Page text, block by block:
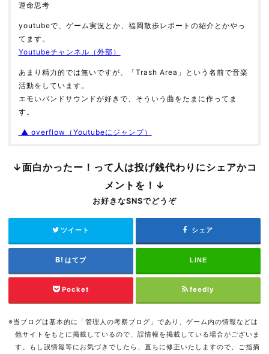
運命思考
youtubeで、ゲーム実況とか、福岡散歩レポートの紹介とかやっ
てます。
Youtubeチャンネル（外部）
あまり精力的では無いですが、「Trash Area」という名前で音楽
活動をしています。
エモいバンドサウンドが好きで、そういう曲をたまに作ってま
す。
▲ overflow（Youtubeにジャンプ）
↓面白かったー！って人は投げ銭代わりにシェアかコ
メントを！↓
お好きなSNSでどうぞ
ツイート シェア
はてブ LINE
Pocket feedly
※当ブログは基本的に「管理人の考察ブログ」であり、ゲーム内の情報などは
他サイトをもとに掲載しているので、誤情報を掲載している場合がございま
す。もし誤情報等にお気づきでしたら、直ちに修正いたしますので、ご指摘